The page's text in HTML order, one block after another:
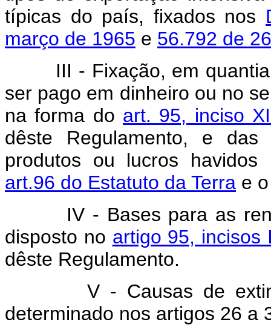
típicas do país, fixados nos
março de 1965 e 56.792 de
III - Fixação, em quantia
ser pago em dinheiro ou no
na forma do art. 95, inciso
dêste Regulamento, e
produtos ou lucros
art.96 do Estatuto da Terra e
IV - Bases para as
disposto no artigo 95, incisos
dêste Regulamento.
V - Causas de
determinado nos artigos 26 a